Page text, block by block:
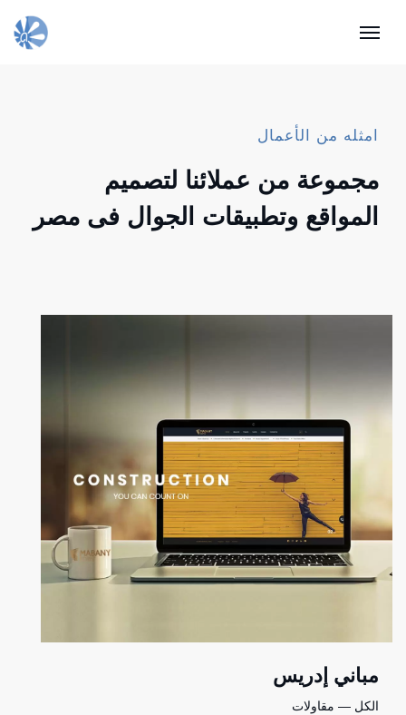
التجارة الإلكترونية قطاع
امثله من الأعمال
مجموعة من عملائنا لتصميم
المواقع وتطبيقات الجوال فى مصر
مباني إدريس
الكل — مقاولات